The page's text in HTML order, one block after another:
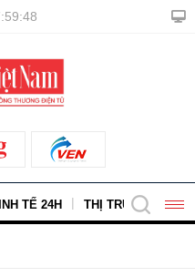
TẾ 24H THỊ TRƯỜNG -